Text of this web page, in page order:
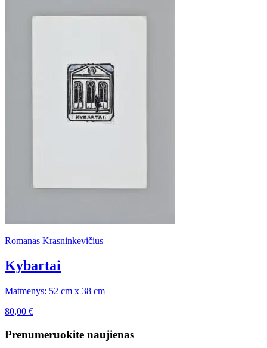
Romanas Krasninkevičius
Kybartai
Matmenys: 52 cm x 38 cm
80,00 €
Prenumeruokite naujienas